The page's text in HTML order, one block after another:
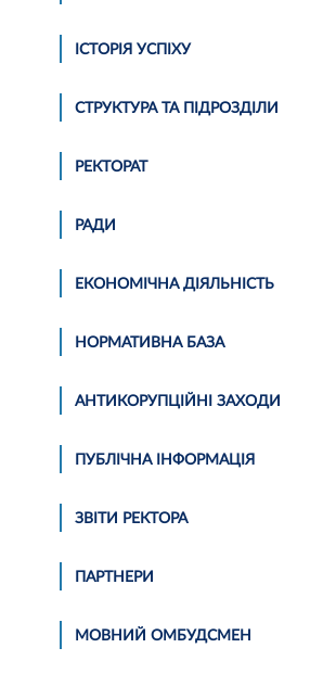
ІСТОРІЯ УСПІХУ
СТРУКТУРА ТА ПІДРОЗДІЛИ
РЕКТОРАТ
РАДИ
ЕКОНОМІЧНА ДІЯЛЬНІСТЬ
НОРМАТИВНА БАЗА
АНТИКОРУПЦІЙНІ ЗАХОДИ
ПУБЛІЧНА ІНФОРМАЦІЯ
ЗВІТИ РЕКТОРА
ПАРТНЕРИ
МОВНИЙ ОМБУДСМЕН